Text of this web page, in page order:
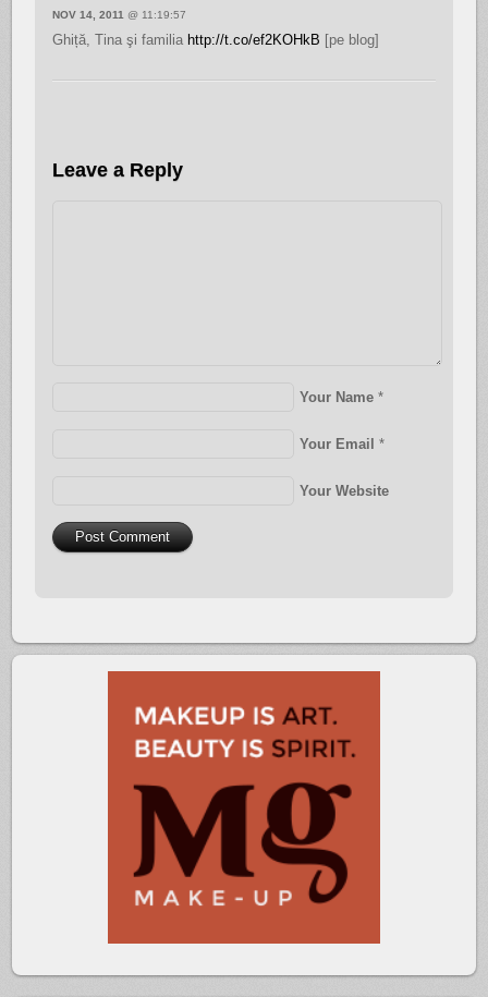
NOV 14, 2011 @ 11:19:57
Ghiță, Tina şi familia http://t.co/ef2KOHkB [pe blog]
Leave a Reply
Your Name *
Your Email *
Your Website